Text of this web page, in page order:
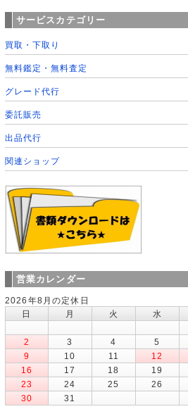
サービスカテゴリー
買取・下取り
無料鑑定・無料査定
グレード代行
委託販売
出品代行
関連ショップ
営業カレンダー
2026年8月の定休日
日
月 火 水
2
3 4 5
9
10 11 12
16
17 18 19
23
24 25 26
30
31